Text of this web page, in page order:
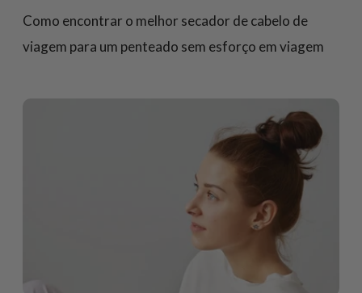
Como encontrar o melhor secador de cabelo de
viagem para um penteado sem esforço em viagem